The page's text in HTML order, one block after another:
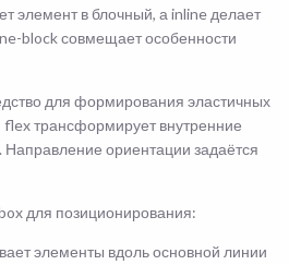
элемент в блочный, а inline делает
block совмещает особенности
для формирования эластичных
flex трансформирует внутренние
ориентации задаётся
для позиционирования:
элементы вдоль основной линии